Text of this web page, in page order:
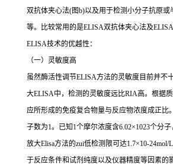
双抗体夹心法(图b)以及用于检测小分子抗原
等。比较常用的是ELISA双抗体夹心法及ELISA
ELISA技术的优越性：
（一）灵敏度高
虽然酶活性调节ELISA方法的灵敏度目前并不
大ELISA中，检测的灵敏度远比RIA高。根据
应所形成的免疫复合物量与反应物浓度成正比
子数为1。已知 1个摩尔浓度含6.02×1023个分子
放大Elisa方法的zui低检测限可达1.7×10-24mol/L
于反应条件和试剂纯度以及仪器精度等因素的